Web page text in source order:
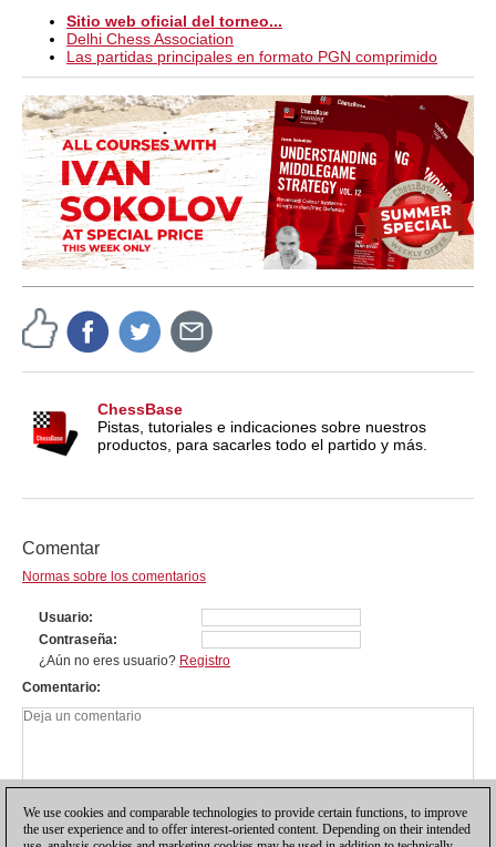
Sitio web oficial del torneo...
Delhi Chess Association
Las partidas principales en formato PGN comprimido
ChessBase
Pistas, tutoriales e indicaciones sobre nuestros
productos, para sacarles todo el partido y más.
Comentar
Normas sobre los comentarios
Usuario
Contraseña
¿Aún no eres usuario? Registro
Comentario
We use cookies and comparable technologies to provide certain functions, to improve
the user experience and to offer interest-oriented content. Depending on their intended